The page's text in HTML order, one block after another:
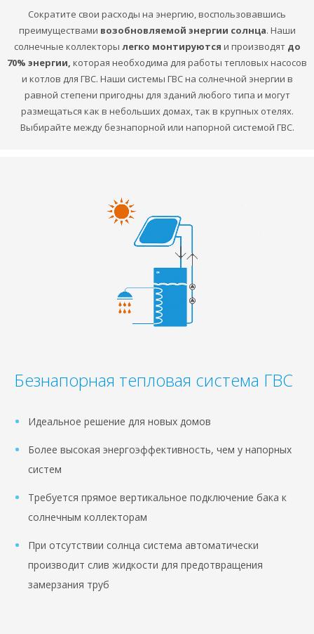
Сократите свои расходы на энергию, воспользовавшись
преимуществами возобновляемой энергии солнца. Наши
солнечные коллекторы легко монтируются и производят до
70% энергии, которая необходима для работы тепловых насосов
и котлов для ГВС. Наши системы ГВС на солнечной энергии в
равной степени пригодны для зданий любого типа и могут
размещаться как в небольших домах, так в крупных отелях.
Выбирайте между безнапорной или напорной системой ГВС.
Безнапорная тепловая система ГВС
Идеальное решение для новых домов
Более высокая энергоэффективность, чем у напорных
систем
Требуется прямое вертикальное подключение бака к
солнечным коллекторам
При отсутствии солнца система автоматически
производит слив жидкости для предотвращения
замерзания труб